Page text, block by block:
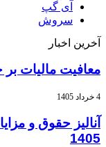
آی گپ
سروش
آخرین اخبار
معافیت مالیات بر
4 خرداد 1405
آنالیز حقوق و
1405